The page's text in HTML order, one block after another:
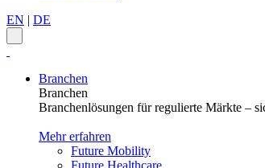
EN | DE
Branchen
Branchen
Branchenlösungen für regulierte Märkte –
Mehr erfahren
Future Mobility
Future Healthcare